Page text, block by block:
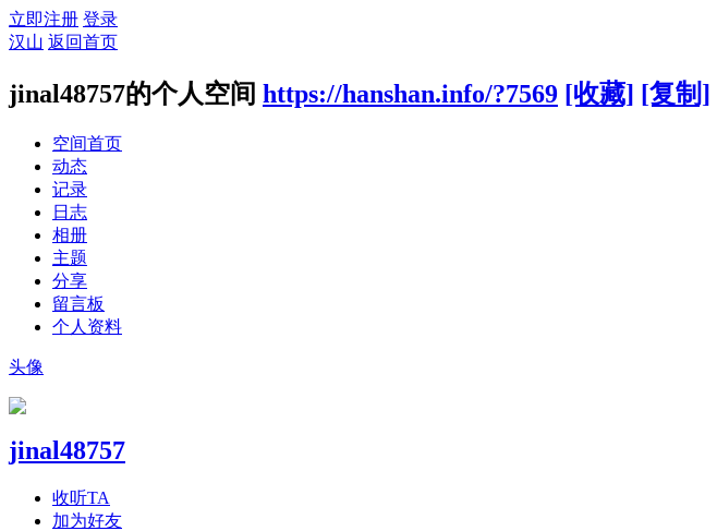
立即注册 登录
汉山 返回首页
jinal48757的个人空间 https://hanshan.info/?7569 [收藏] [复制]
空间首页
动态
记录
日志
相册
主题
分享
留言板
个人资料
头像
jinal48757
收听TA
加为好友